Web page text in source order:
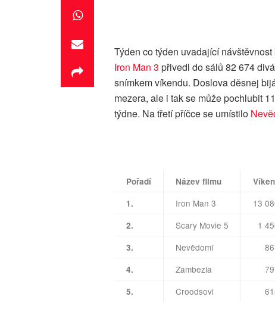
Týden co týden uvadající
Iron Man 3 přivedl do sálů 82 674
snímkem víkendu. Doslova děsnej
mezera, ale i tak se může pochlubit
týdne. Na třetí příčce se umístilo
Pořadí Název filmu
1.
Iron Man 3 13
2. Scary Movie 5 1
3. Nevědomí
4. Zambezia
5. Croodsovi